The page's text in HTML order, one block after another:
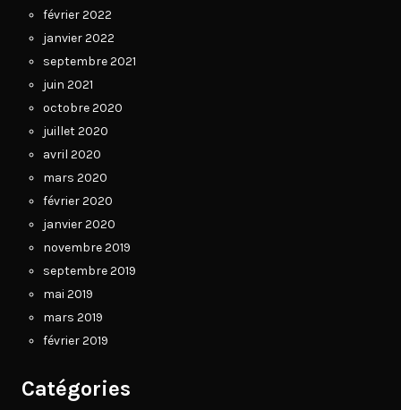
février 2022
janvier 2022
septembre 2021
juin 2021
octobre 2020
juillet 2020
avril 2020
mars 2020
février 2020
janvier 2020
novembre 2019
septembre 2019
mai 2019
mars 2019
février 2019
Catégories